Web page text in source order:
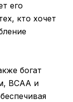
его
кто хочет
богат
BCAA и